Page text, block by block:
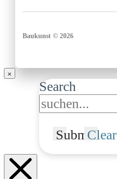
Baukunst © 2026
Search
SubmitClear